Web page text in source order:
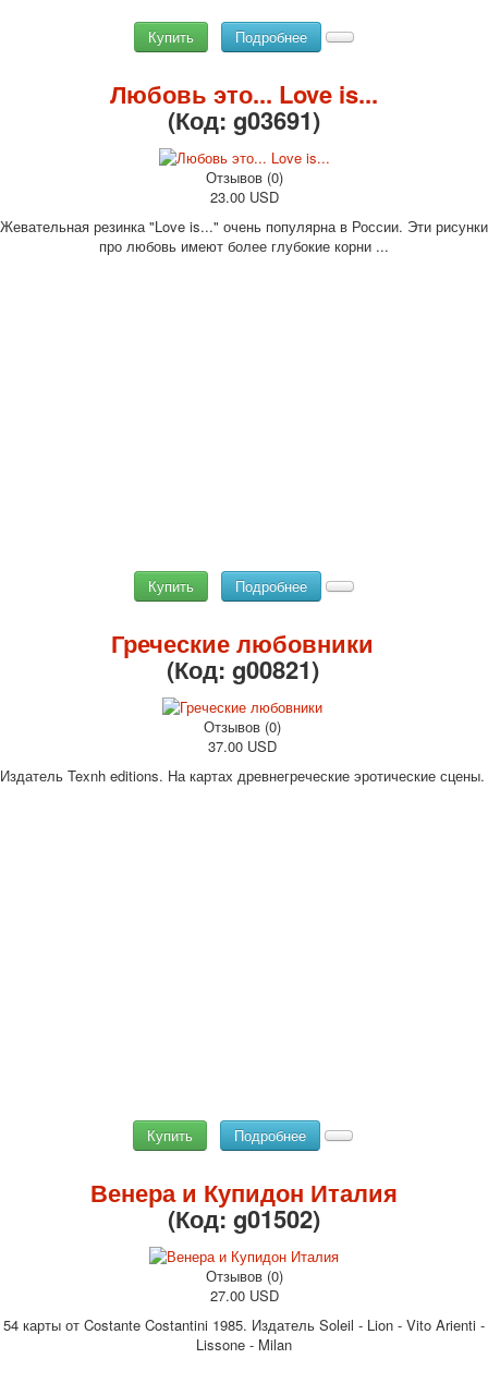
Купить Подробнее
Любовь это... Love is...
(Код: g03691)
Отзывов (0)
23.00 USD
Жевательная резинка "Love is..." очень популярна в России. Эти рисунки
про любовь имеют более глубокие корни ...
Купить Подробнее
Греческие любовники
(Код: g00821)
Отзывов (0)
37.00 USD
Издатель Texnh editions. На картах древнегреческие эротические сцены.
Купить Подробнее
Венера и Купидон Италия
(Код: g01502)
Отзывов (0)
27.00 USD
54 карты от Costante Costantini 1985. Издатель Soleil - Lion - Vito Arienti -
Lissone - Milan